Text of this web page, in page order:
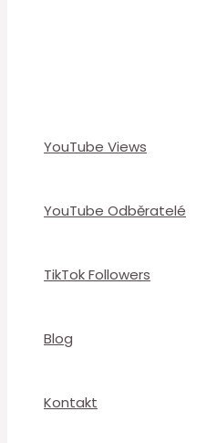
YouTube Views
YouTube Odběratelé
TikTok Followers
Blog
Kontakt